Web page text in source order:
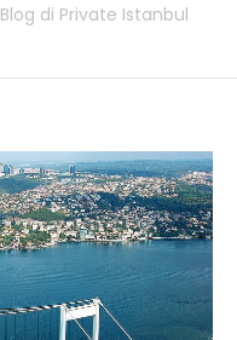
Blog di Private Istanbul